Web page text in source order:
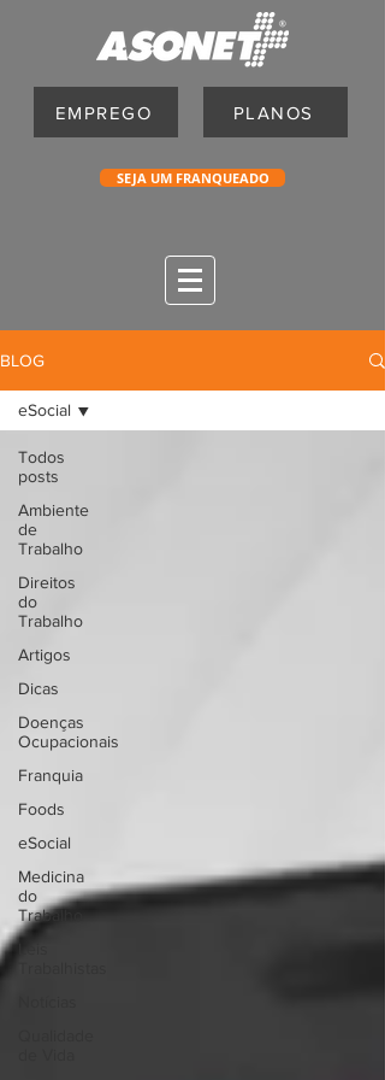
EMPREGO PLANOS
SEJA UM FRANQUEADO
BLOG
Todos
posts
Ambiente
de
Trabalho
Direitos
do
Trabalho
Artigos
Dicas
Doenças
Ocupacionais
Franquia
Foods
eSocial
Medicina
do
Trabalho
eSocial